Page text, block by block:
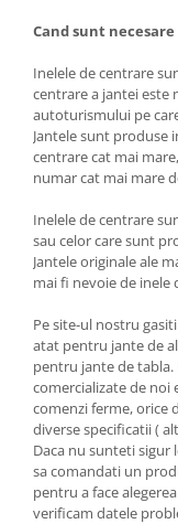
Cand sunt
Inelele de centrare
centrare a jantei este
autoturismului pe
Jantele sunt produse
centrare cat mai
numar cat mai mare
Inelele de centrare
sau celor care sunt
Jantele originale ale
mai fi nevoie de inele
Pe site-ul nostru
atat pentru jante de
pentru jante de
comercializate de noi
comenzi ferme, orice
diverse specificatii (
Daca nu sunteti sigur
sa comandati un
pentru a face
verificam datele